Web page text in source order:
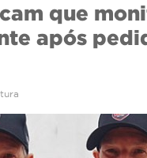
que
após